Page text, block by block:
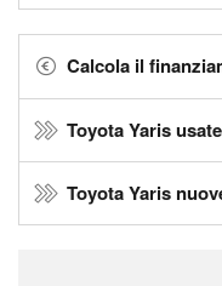
Calcola il
Toyota Yaris usate
Toyota Yaris